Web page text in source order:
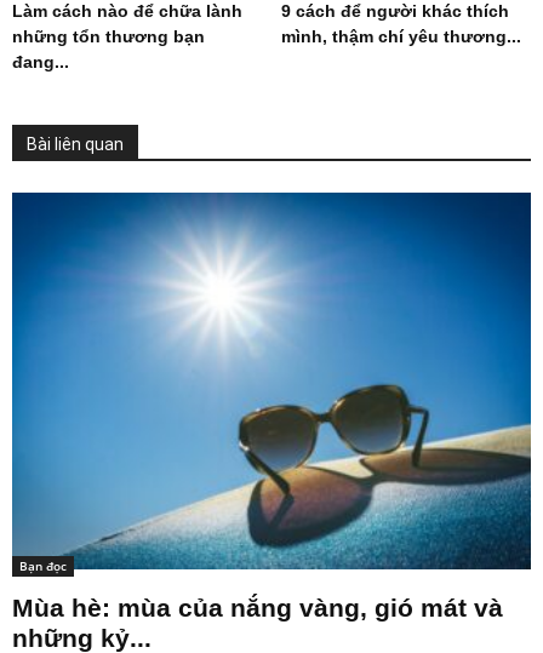
Làm cách nào để chữa lành
những tổn thương bạn
đang...
9 cách để người khác thích
mình, thậm chí yêu thương...
Bài liên quan
Bạn đọc
Mùa hè: mùa của nắng vàng, gió mát và
những kỷ...